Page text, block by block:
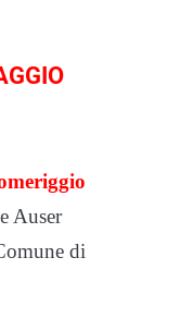
Auser
di